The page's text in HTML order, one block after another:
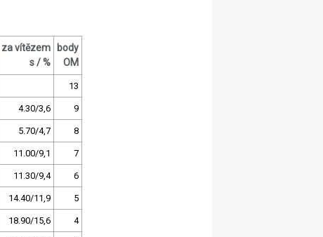
za vítězem
s / %
body
OM
13
4.30/3,6 9
5.70/4,7 8
11.00/9,1 7
11.30/9,4 6
14.40/11,9 5
18.90/15,6 4